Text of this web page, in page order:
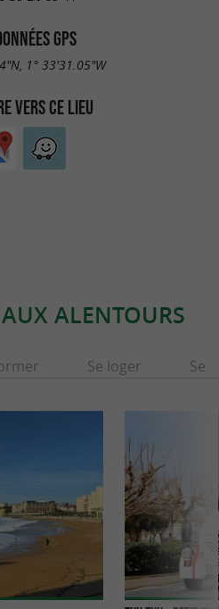
GPS
1° 33'31.05"W
VERS CE LIEU
AUX ALENTOURS
Se loger Se